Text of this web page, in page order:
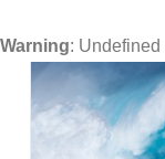
Warning: Undefined